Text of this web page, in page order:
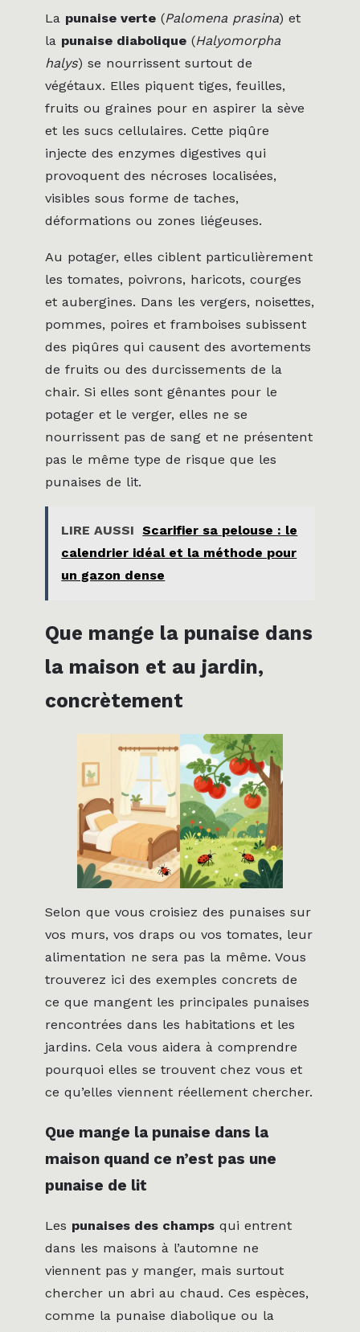
La punaise verte (Palomena prasina) et
la punaise diabolique (Halyomorpha
halys) se nourrissent surtout de
végétaux. Elles piquent tiges, feuilles,
fruits ou graines pour en aspirer la sève
et les sucs cellulaires. Cette piqûre
injecte des enzymes digestives qui
provoquent des nécroses localisées,
visibles sous forme de taches,
déformations ou zones liégeuses.
Au potager, elles ciblent particulièrement
les tomates, poivrons, haricots, courges
et aubergines. Dans les vergers, noisettes,
pommes, poires et framboises subissent
des piqûres qui causent des avortements
de fruits ou des durcissements de la
chair. Si elles sont gênantes pour le
potager et le verger, elles ne se
nourrissent pas de sang et ne présentent
pas le même type de risque que les
punaises de lit.
LIRE AUSSI Scarifier sa pelouse : le
calendrier idéal et la méthode pour
un gazon dense
Que mange la punaise dans
la maison et au jardin,
concrètement
Selon que vous croisiez des punaises sur
vos murs, vos draps ou vos tomates, leur
alimentation ne sera pas la même. Vous
trouverez ici des exemples concrets de
ce que mangent les principales punaises
rencontrées dans les habitations et les
jardins. Cela vous aidera à comprendre
pourquoi elles se trouvent chez vous et
ce qu’elles viennent réellement chercher.
Que mange la punaise dans la
maison quand ce n’est pas une
punaise de lit
Les punaises des champs qui entrent
dans les maisons à l’automne ne
viennent pas y manger, mais surtout
chercher un abri au chaud. Ces espèces,
comme la punaise diabolique ou la